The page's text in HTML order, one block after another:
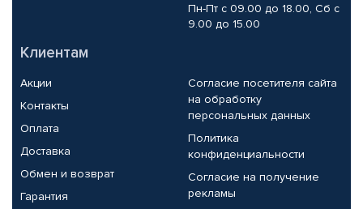
Пн-Пт с 09.00 до 18.00, Сб с
9.00 до 15.00
Клиентам
Акции
Контакты
Оплата
Доставка
Обмен и возврат
Гарантия
Согласие посетителя сайта
на обработку
персональных данных
Политика
конфиденциальности
Согласие на получение
рекламы